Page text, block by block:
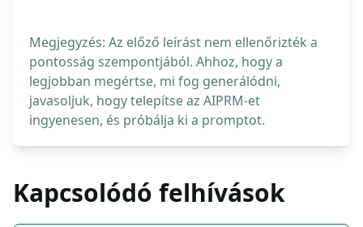
Megjegyzés: Az előző leírást nem ellenőrizték a
pontosság szempontjából. Ahhoz, hogy a
legjobban megértse, mi fog generálódni,
javasoljuk, hogy telepítse az AIPRM-et
ingyenesen, és próbálja ki a promptot.
Kapcsolódó felhívások